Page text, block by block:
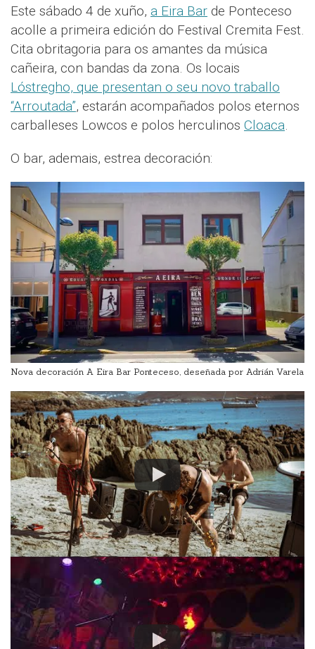
Este sábado 4 de xuño, a Eira Bar de Ponteceso
acolle a primeira edición do Festival Cremita Fest.
Cita obritagoria para os amantes da música
cañeira, con bandas da zona. Os locais
Lóstregho, que presentan o seu novo traballo
“Arroutada”, estarán acompañados polos eternos
carballeses Lowcos e polos herculinos Cloaca.
O bar, ademais, estrea decoración:
Nova decoración A Eira Bar Ponteceso, deseñada por Adrián Varela